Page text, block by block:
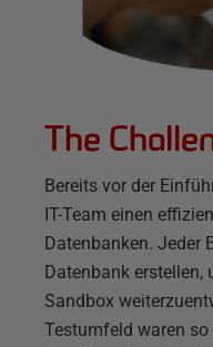
The
Bereits vor der
IT-Team einen
Datenbanken. Jeder
Datenbank erstellen,
Sandbox
Testumfeld waren